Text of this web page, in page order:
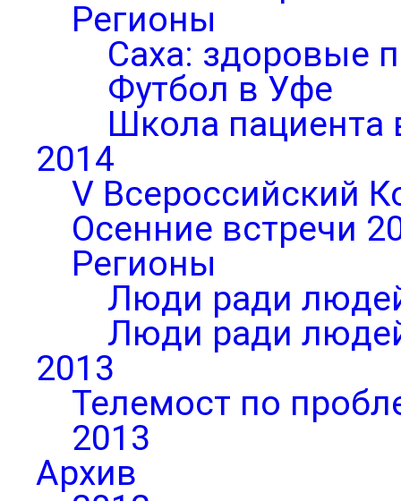
Регионы
Саха: здоровые
Футбол в Уфе
Школа пациента
2014
V Всероссийский
Осенние встречи
Регионы
Люди ради
Люди ради
2013
Телемост по
2013
Архив